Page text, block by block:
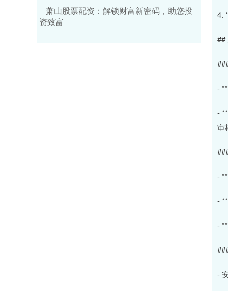
4.
##
-
-
审
-
-
-
-
萧山股票配资：解锁财富新密码，助您投
资致富